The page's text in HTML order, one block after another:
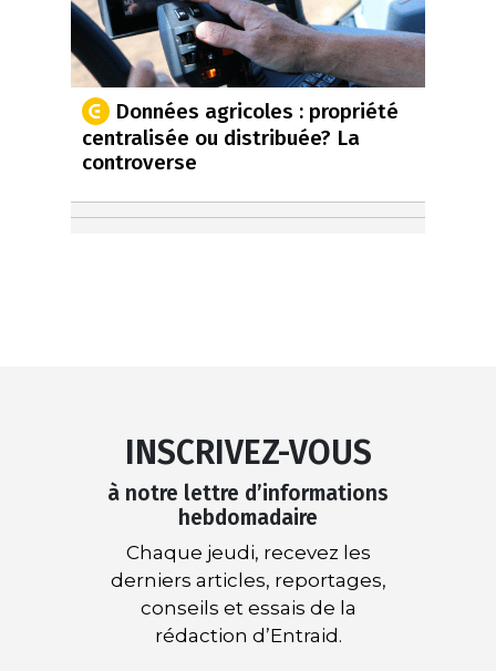
Données agricoles : propriété
centralisée ou distribuée? La
controverse
INSCRIVEZ-VOUS
à notre lettre d’informations
hebdomadaire
Chaque jeudi, recevez les
derniers articles, reportages,
conseils et essais de la
rédaction d’Entraid.